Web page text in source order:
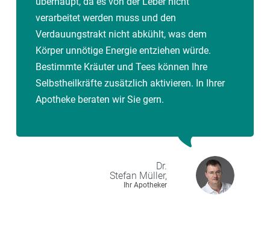
verarbeitet werden muss und den
Verdauungstrakt nicht abkühlt, was dem
Körper unnötige Energie entziehen würde.
Bestimmte Kräuter und Tees können Ihre
Selbstheilkräfte zusätzlich aktivieren. In Ihrer
Apotheke beraten wir Sie gern.
Dr.
Stefan Müller,
Ihr Apotheker